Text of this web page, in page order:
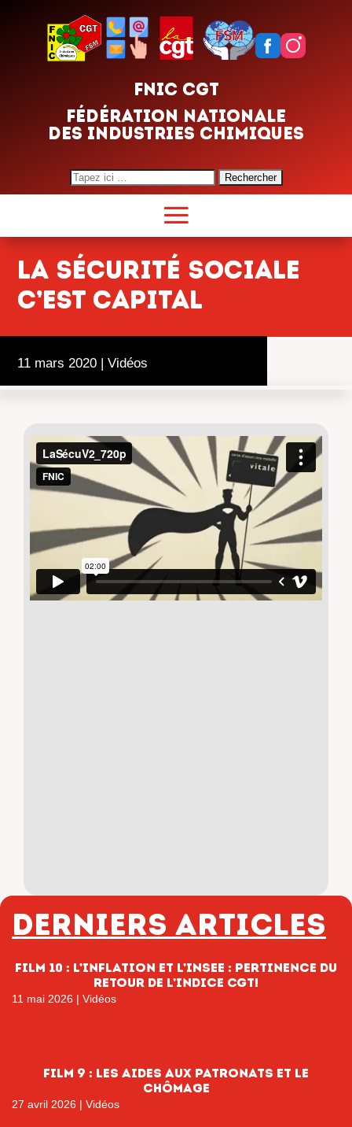
FNIC CGT
FÉDÉRATION NATIONALE
DES INDUSTRIES CHIMIQUES
Search
for:
La Sécurité Sociale
c’est capital
11 mars 2020 | Vidéos
Derniers articles
film 10 : L’inflation et l’INSEE : pertinence du
retour de l’indice CGT!
11 mai 2026 | Vidéos
film 9 : les aides aux patronats et le
chômage
27 avril 2026 | Vidéos